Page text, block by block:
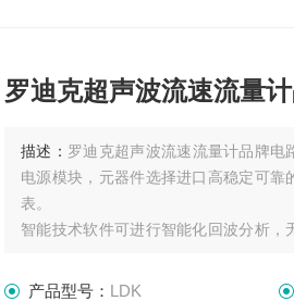
罗迪克超声波流速流量
描述： 罗迪克超声波流速流量计品牌电
电源模块，元器件选择进口高稳定可
表。
智能技术软件可进行智能化回波分析，
拥有的声波智能技术，使仪表的精度大
产品型号： LDK